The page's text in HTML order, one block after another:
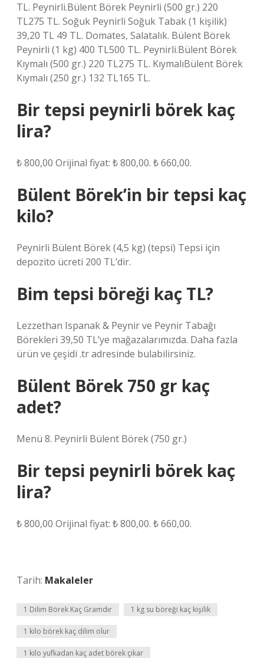
TL. Peynirli.Bülent Börek Peynirli (500 gr.) 220
TL275 TL. Soğuk Peynirli Soğuk Tabak (1 kişilik)
39,20 TL 49 TL. Domates, Salatalık. Bülent Börek
Peynirli (1 kg) 400 TL500 TL. Peynirli.Bülent Börek
Kıymalı (500 gr.) 220 TL275 TL. KıymalıBülent Börek
Kıymalı (250 gr.) 132 TL165 TL.
Bir tepsi peynirli börek kaç
lira?
₺ 800,00 Orijinal fiyat: ₺ 800,00. ₺ 660,00.
Bülent Börek’in bir tepsi kaç
kilo?
Peynirli Bülent Börek (4,5 kg) (tepsi) Tepsi için
depozito ücreti 200 TL’dir.
Bim tepsi böreği kaç TL?
Lezzethan Ispanak & Peynir ve Peynir Tabağı
Börekleri 39,50 TL’ye mağazalarımızda. Daha fazla
ürün ve çeşidi .tr adresinde bulabilirsiniz.
Bülent Börek 750 gr kaç
adet?
Menü 8. Peynirli Bülent Börek (750 gr.)
Bir tepsi peynirli börek kaç
lira?
₺ 800,00 Orijinal fiyat: ₺ 800,00. ₺ 660,00.
Tarih: Makaleler
1 Dilim Börek Kaç Gramdır 1 kg su böreği kaç kişilik
1 kilo börek kaç dilim olur
1 kilo yufkadan kaç adet börek çıkar